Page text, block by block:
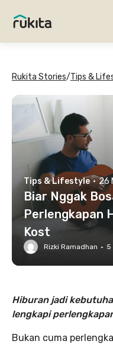
Rukita Stories/Tips &
Tips & Lifestyle · 26
Biar Nggak
Perlengkapan
Kost
Rizki Ramadhan · 5
Hiburan jadi
lengkapi
Bukan cuma